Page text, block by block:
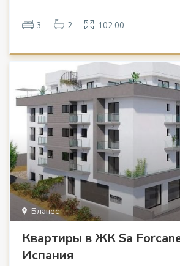
3 2 102.00
Бланес
Квартиры в ЖК Sa
Испания